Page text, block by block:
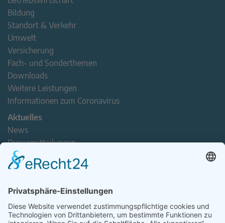
Bildung
Standort & Verkehr
Umwelt
Versicherung
Fach- und Sonderthemen
Downloads
Weitere Leistungen
Informationen zum Coronavirus
Aktuelles
News
Pressemitteilungen
Newsletter
Handel(n) im Norden – Mitgliederjournal
Verband erleben
Der Tag des Norddeutschen Handels